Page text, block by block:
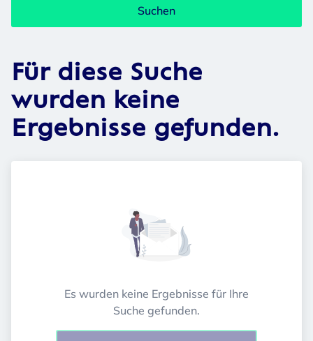
Suchen
Für diese Suche
wurden keine
Ergebnisse gefunden.
Es wurden keine Ergebnisse für Ihre
Suche gefunden.